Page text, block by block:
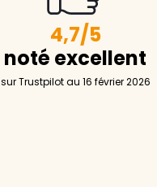
4,7/5
noté excellent
sur Trustpilot au 16 février 2026